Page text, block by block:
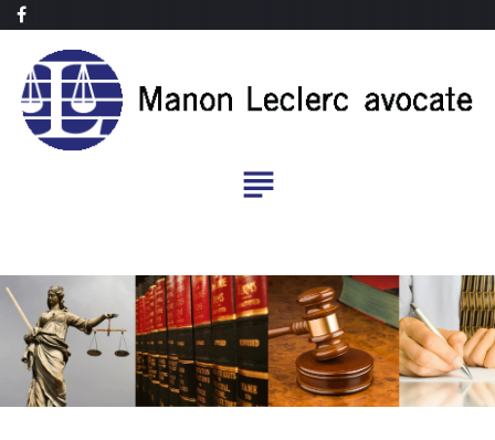
Skip
to
content
Facebook
subject
À
PROPOS